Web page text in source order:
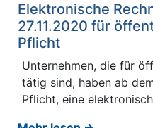
Elektronische
27.11.2020 für
Pflicht
Unternehmen, die für
tätig sind, haben ab
Pflicht, eine